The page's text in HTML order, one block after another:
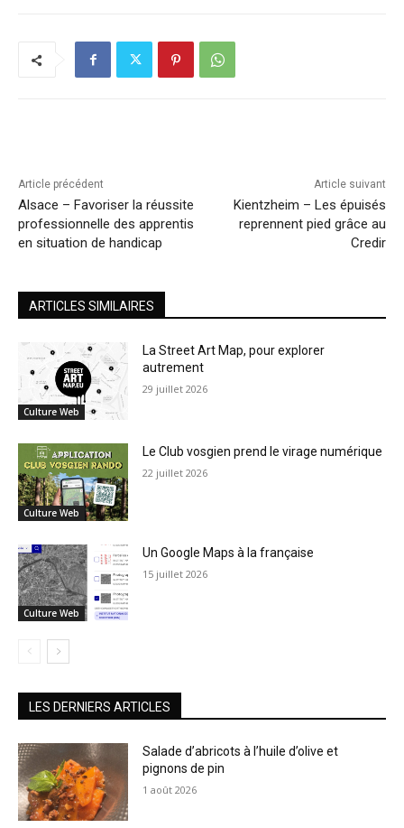
Article précédent
Alsace – Favoriser la réussite
professionnelle des apprentis
en situation de handicap
Article suivant
Kientzheim – Les épuisés
reprennent pied grâce au
Credir
ARTICLES SIMILAIRES
Culture Web
La Street Art Map, pour explorer
autrement
29 juillet 2026
Culture Web
Le Club vosgien prend le virage numérique
22 juillet 2026
Culture Web
Un Google Maps à la française
15 juillet 2026
LES DERNIERS ARTICLES
Salade d’abricots à l’huile d’olive et
pignons de pin
1 août 2026